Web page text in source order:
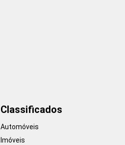
Classificados
Automóveis
Imóveis